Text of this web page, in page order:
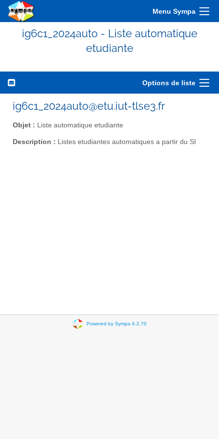
Menu Sympa
ig6c1_2024auto - Liste automatique
etudiante
Options de liste
ig6c1_2024auto@etu.iut-tlse3.fr
Objet : Liste automatique etudiante
Description : Listes etudiantes automatiques a partir du SI
Powered by Sympa 6.2.70